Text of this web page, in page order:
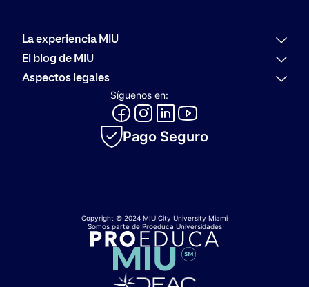
La experiencia MIU
Por qué MIU
Alumni
Orientación Profesional
Evolución del Logotipo de MIU
Catálogo académico
El blog de MIU
Últimas noticias
Aspectos legales
Política de reembolso
Código de conducta
Canal de consultas y denuncias
Política de privacidad
Síguenos en:
Pago Seguro
Copyright © 2024 MIU City University Miami
Somos parte de Proeduca Universidades